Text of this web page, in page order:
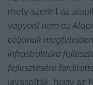
mely szerint az
vagyont nem az
céljának
infrastruktúra
fejlesztésére
javasolták, hogy az